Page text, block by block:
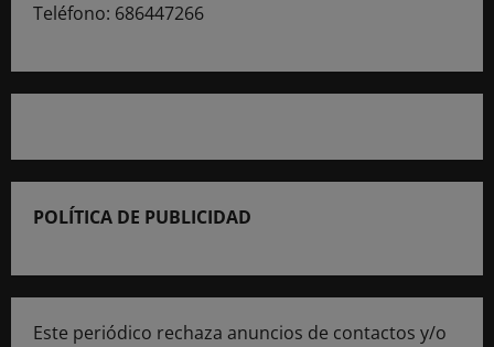
Teléfono: 686447266
POLÍTICA DE PUBLICIDAD
Este periódico rechaza anuncios de contactos y/o